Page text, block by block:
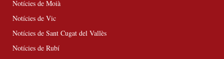
Notícies de Moià
Notícies de Vic
Notícies de Sant Cugat del Vallès
Notícies de Rubí